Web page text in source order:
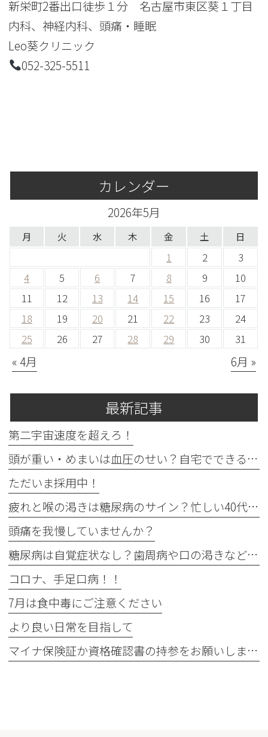
新栄町2番出口徒歩１分 名古屋市東区葵１丁目
内科、神経内科、頭痛・睡眠
Leo葵クリニック
052-325-5511
カレンダー
2026年5月
月 火 水 木 金 土 日
1 2
3
4
5 6 7 8 9
10
11
12 13 14 15 16
17
18
19 20 21 22 23
24
25
26 27 28 29 30 31
« 4月 6月 »
最新記事
第二宇宙速度を超えろ！
頭が重い・めまいは血圧のせい？自宅でできる確認法と受診目安
ただいま採用中！
疲れと喉の渇きは糖尿病のサイン？忙しい40代の受診目安
頭痛を我慢していませんか？
糖尿病は自覚症状なし？歯周病や口の渇きなど初期サイン5つと数値
コロナ、手足口病！！
7月は食中毒にご注意ください
より良い日常を目指して
マイナ保険証か資格確認書の持参をお願いします